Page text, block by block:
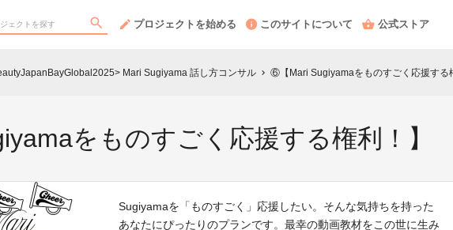
プロジェクトを始める このサイトについて 公式ストア
Mari Sugiyama 話し方コンサル chevron_right ⑥【Mari Sugiyamaをものすごく応援する
をものすごく応援する権利！】
Sugiyamaを「ものすごく」応援したい。そんな気持ちを持った
あなたにぴったりのプランです。最幸の動画教材をこの世に生み